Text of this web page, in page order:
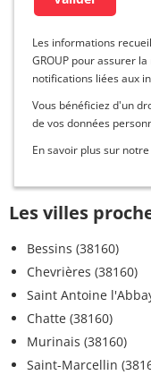
Les informations
GROUP pour assurer
notifications liées aux
Vous bénéficiez d'un
de vos données
En savoir plus sur notre
Les villes
Bessins (38160)
Chevrières (38160)
Saint Antoine
Chatte (38160)
Murinais (38160)
Saint-Marcellin